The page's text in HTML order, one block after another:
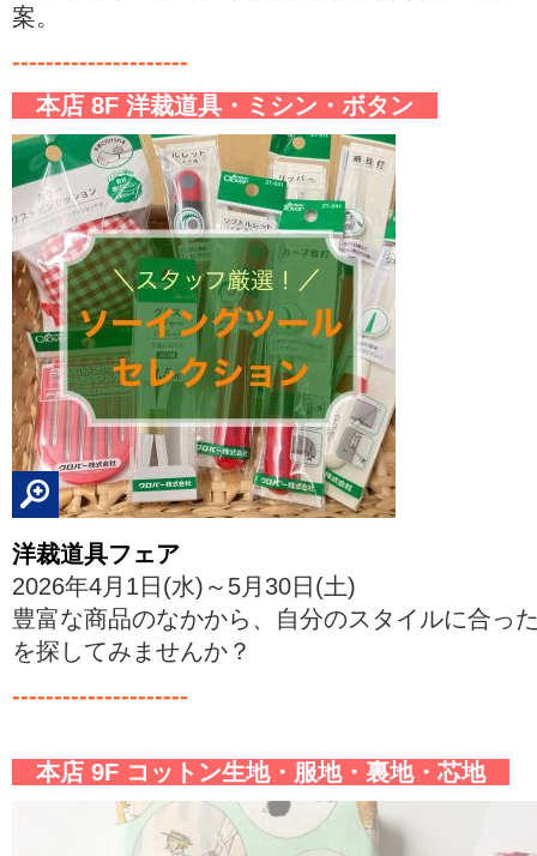
案。
---------------------
本店 8F 洋裁道具・ミシン・ボタン
洋裁道具フェア
2026年4月1日(水)～5月30日(土)
豊富な商品のなかから、自分のスタイルに合っ
を探してみませんか？
---------------------
本店 9F コットン生地・服地・裏地・芯地